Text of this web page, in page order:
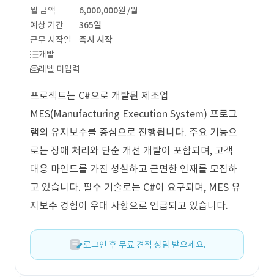
월 금액 6,000,000원 /월
예상 기간
365일
근무 시작일
즉시 시작
개발
레벨 미입력
프로젝트는 C#으로 개발된 제조업
MES(Manufacturing Execution System) 프로그
램의 유지보수를 중심으로 진행됩니다. 주요 기능으
로는 장애 처리와 단순 개선 개발이 포함되며, 고객
대응 마인드를 가진 성실하고 근면한 인재를 모집하
고 있습니다. 필수 기술로는 C#이 요구되며, MES 유
지보수 경험이 우대 사항으로 언급되고 있습니다.
로그인 후 무료 견적 상담 받으세요.